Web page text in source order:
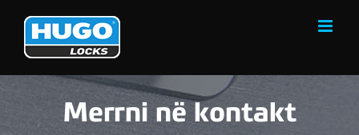
content
Merrni në kontakt